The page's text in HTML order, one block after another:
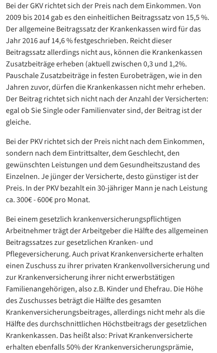
Bei der GKV richtet sich der Preis nach dem Einkommen. Von
2009 bis 2014 gab es den einheitlichen Beitragssatz von 15,5 %.
Der allgemeine Beitragssatz der Krankenkassen wird für das
Jahr 2016 auf 14,6 % festgeschrieben. Reicht dieser
Beitragssatz allerdings nicht aus, können die Krankenkassen
Zusatzbeiträge erheben (aktuell zwischen 0,3 und 1,2%.
Pauschale Zusatzbeiträge in festen Eurobeträgen, wie in den
Jahren zuvor, dürfen die Krankenkassen nicht mehr erheben.
Der Beitrag richtet sich nicht nach der Anzahl der Versicherten:
egal ob Sie Single oder Familienvater sind, der Beitrag ist der
gleiche.
Bei der PKV richtet sich der Preis nicht nach dem Einkommen,
sondern nach dem Eintrittsalter, dem Geschlecht, den
gewünschten Leistungen und dem Gesundheitszustand des
Einzelnen. Je jünger der Versicherte, desto günstiger ist der
Preis. In der PKV bezahlt ein 30-jähriger Mann je nach Leistung
ca. 300€ - 600€ pro Monat.
Bei einem gesetzlich krankenversicherungspflichtigen
Arbeitnehmer trägt der Arbeitgeber die Hälfte des allgemeinen
Beitragssatzes zur gesetzlichen Kranken- und
Pflegeversicherung. Auch privat Krankenversicherte erhalten
einen Zuschuss zu ihrer privaten Krankenvollversicherung und
zur Krankenversicherung ihrer nicht erwerbstätigen
Familienangehörigen, also z.B. Kinder und Ehefrau. Die Höhe
des Zuschusses beträgt die Hälfte des gesamten
Krankenversicherungsbeitrages, allerdings nicht mehr als die
Hälfte des durchschnittlichen Höchstbeitrags der gesetzlichen
Krankenkassen. Das heißt also: Privat Krankenversicherte
erhalten ebenfalls 50% der Krankenversicherungsprämie,